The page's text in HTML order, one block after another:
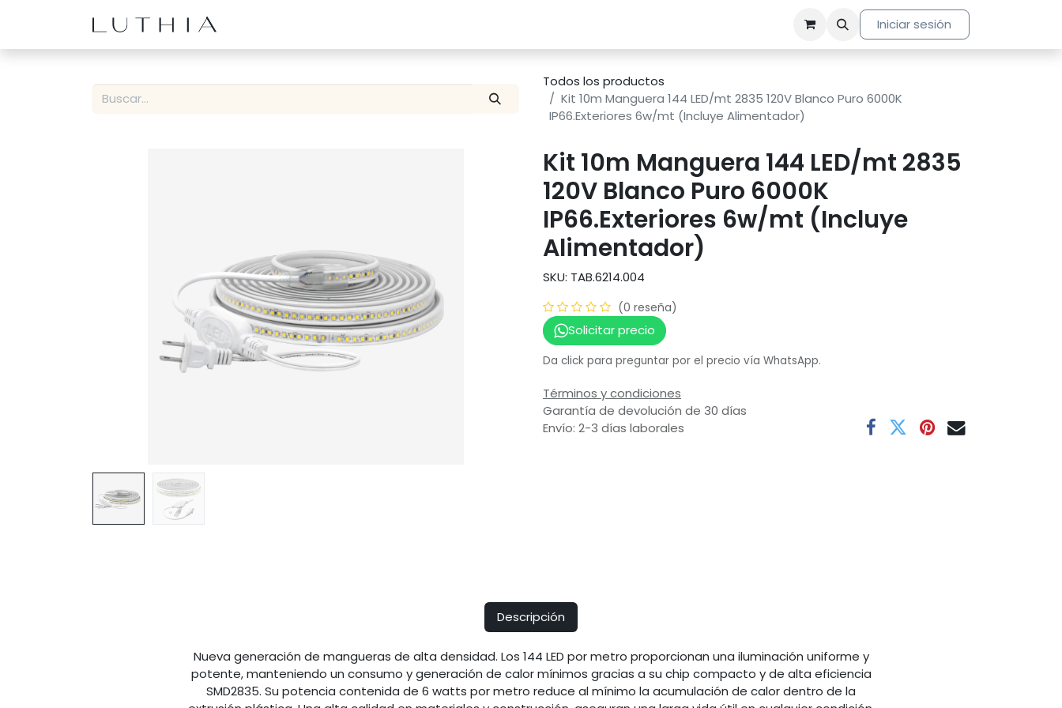
Iniciar sesión
Todos los productos
Kit 10m Manguera 144 LED/mt 2835 120V Blanco Puro 6000K
IP66.Exteriores 6w/mt (Incluye Alimentador)
Kit 10m Manguera 144 LED/mt 2835
120V Blanco Puro 6000K
IP66.Exteriores 6w/mt (Incluye
Alimentador)
SKU: TAB.6214.004
(0 reseña)
Solicitar precio
Da click para preguntar por el precio vía WhatsApp.
Términos y condiciones
Garantía de devolución de 30 días
Envío: 2-3 días laborales
Descripción
Nueva generación de mangueras de alta densidad. Los 144 LED por metro proporcionan una iluminación uniforme y
potente, manteniendo un consumo y generación de calor mínimos gracias a su chip compacto y de alta eficiencia
SMD2835. Su potencia contenida de 6 watts por metro reduce al mínimo la acumulación de calor dentro de la